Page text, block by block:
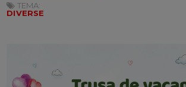
TEMA:
DIVERSE